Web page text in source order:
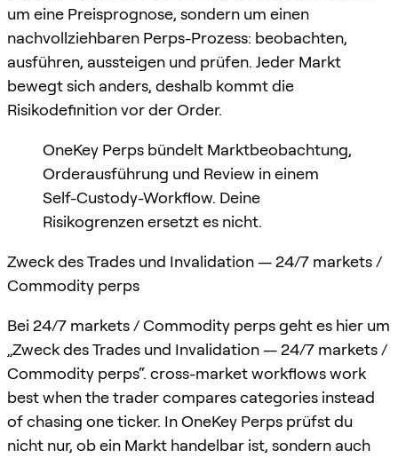
um eine Preisprognose, sondern um einen
nachvollziehbaren Perps-Prozess: beobachten,
ausführen, aussteigen und prüfen. Jeder Markt
bewegt sich anders, deshalb kommt die
Risikodefinition vor der Order.
OneKey Perps bündelt Marktbeobachtung,
Orderausführung und Review in einem
Self-Custody-Workflow. Deine
Risikogrenzen ersetzt es nicht.
Zweck des Trades und Invalidation — 24/7 markets /
Commodity perps
Bei 24/7 markets / Commodity perps geht es hier um
„Zweck des Trades und Invalidation — 24/7 markets /
Commodity perps“. cross-market workflows work
best when the trader compares categories instead
of chasing one ticker. In OneKey Perps prüfst du
nicht nur, ob ein Markt handelbar ist, sondern auch